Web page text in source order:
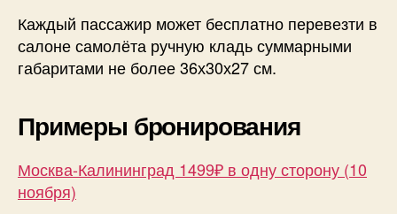
Каждый пассажир может бесплатно перевезти в
салоне самолёта ручную кладь суммарными
габаритами не более 36х30х27 см.
Примеры бронирования
Москва-Калининград 1499₽ в одну сторону (10
ноября)